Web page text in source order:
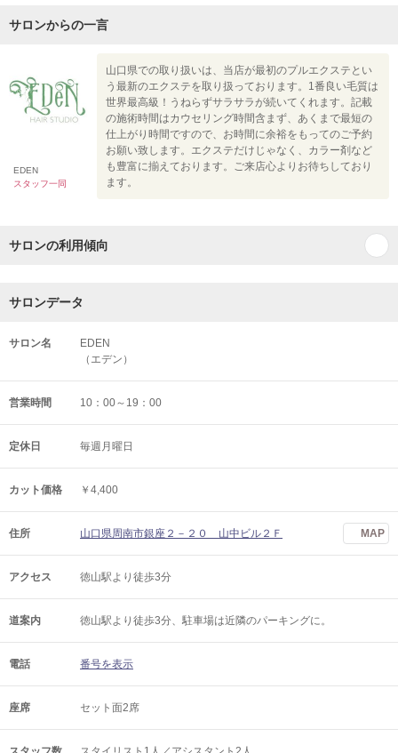
サロンからの一言
EDEN
スタッフ一同
山口県での取り扱いは、当店が最初のプルエクステとい
う最新のエクステを取り扱っております。1番良い毛質は
世界最高級！うねらずサラサラが続いてくれます。記載
の施術時間はカウセリング時間含まず、あくまで最短の
仕上がり時間ですので、お時間に余裕をもってのご予約
お願い致します。エクステだけじゃなく、カラー剤など
も豊富に揃えております。ご来店心よりお待ちしており
ます。
サロンの利用傾向
サロンデータ
サロン名
EDEN
（エデン）
営業時間 10：00～19：00
定休日 毎週月曜日
カット価格 ￥4,400
住所 山口県周南市銀座２－２０ 山中ビル２Ｆ MAP
アクセス 徳山駅より徒歩3分
道案内 徳山駅より徒歩3分、駐車場は近隣のパーキングに。
電話 番号を表示
座席 セット面2席